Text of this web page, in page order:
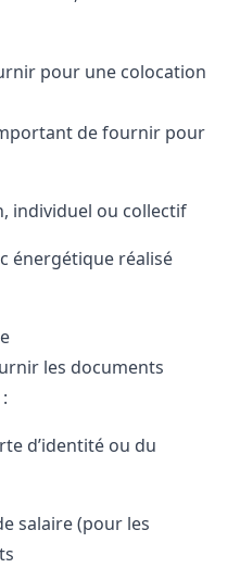
pour une colocation
de fournir pour
individuel ou collectif
énergétique réalisé
les documents
d’identité ou du
salaire (pour les